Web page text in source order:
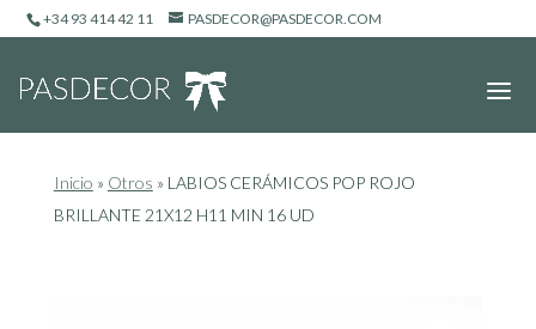
+34 93 414 42 11 PASDECOR@PASDECOR.COM
Inicio » Otros » LABIOS CERÁMICOS POP ROJO
BRILLANTE 21X12 H11 MIN 16 UD